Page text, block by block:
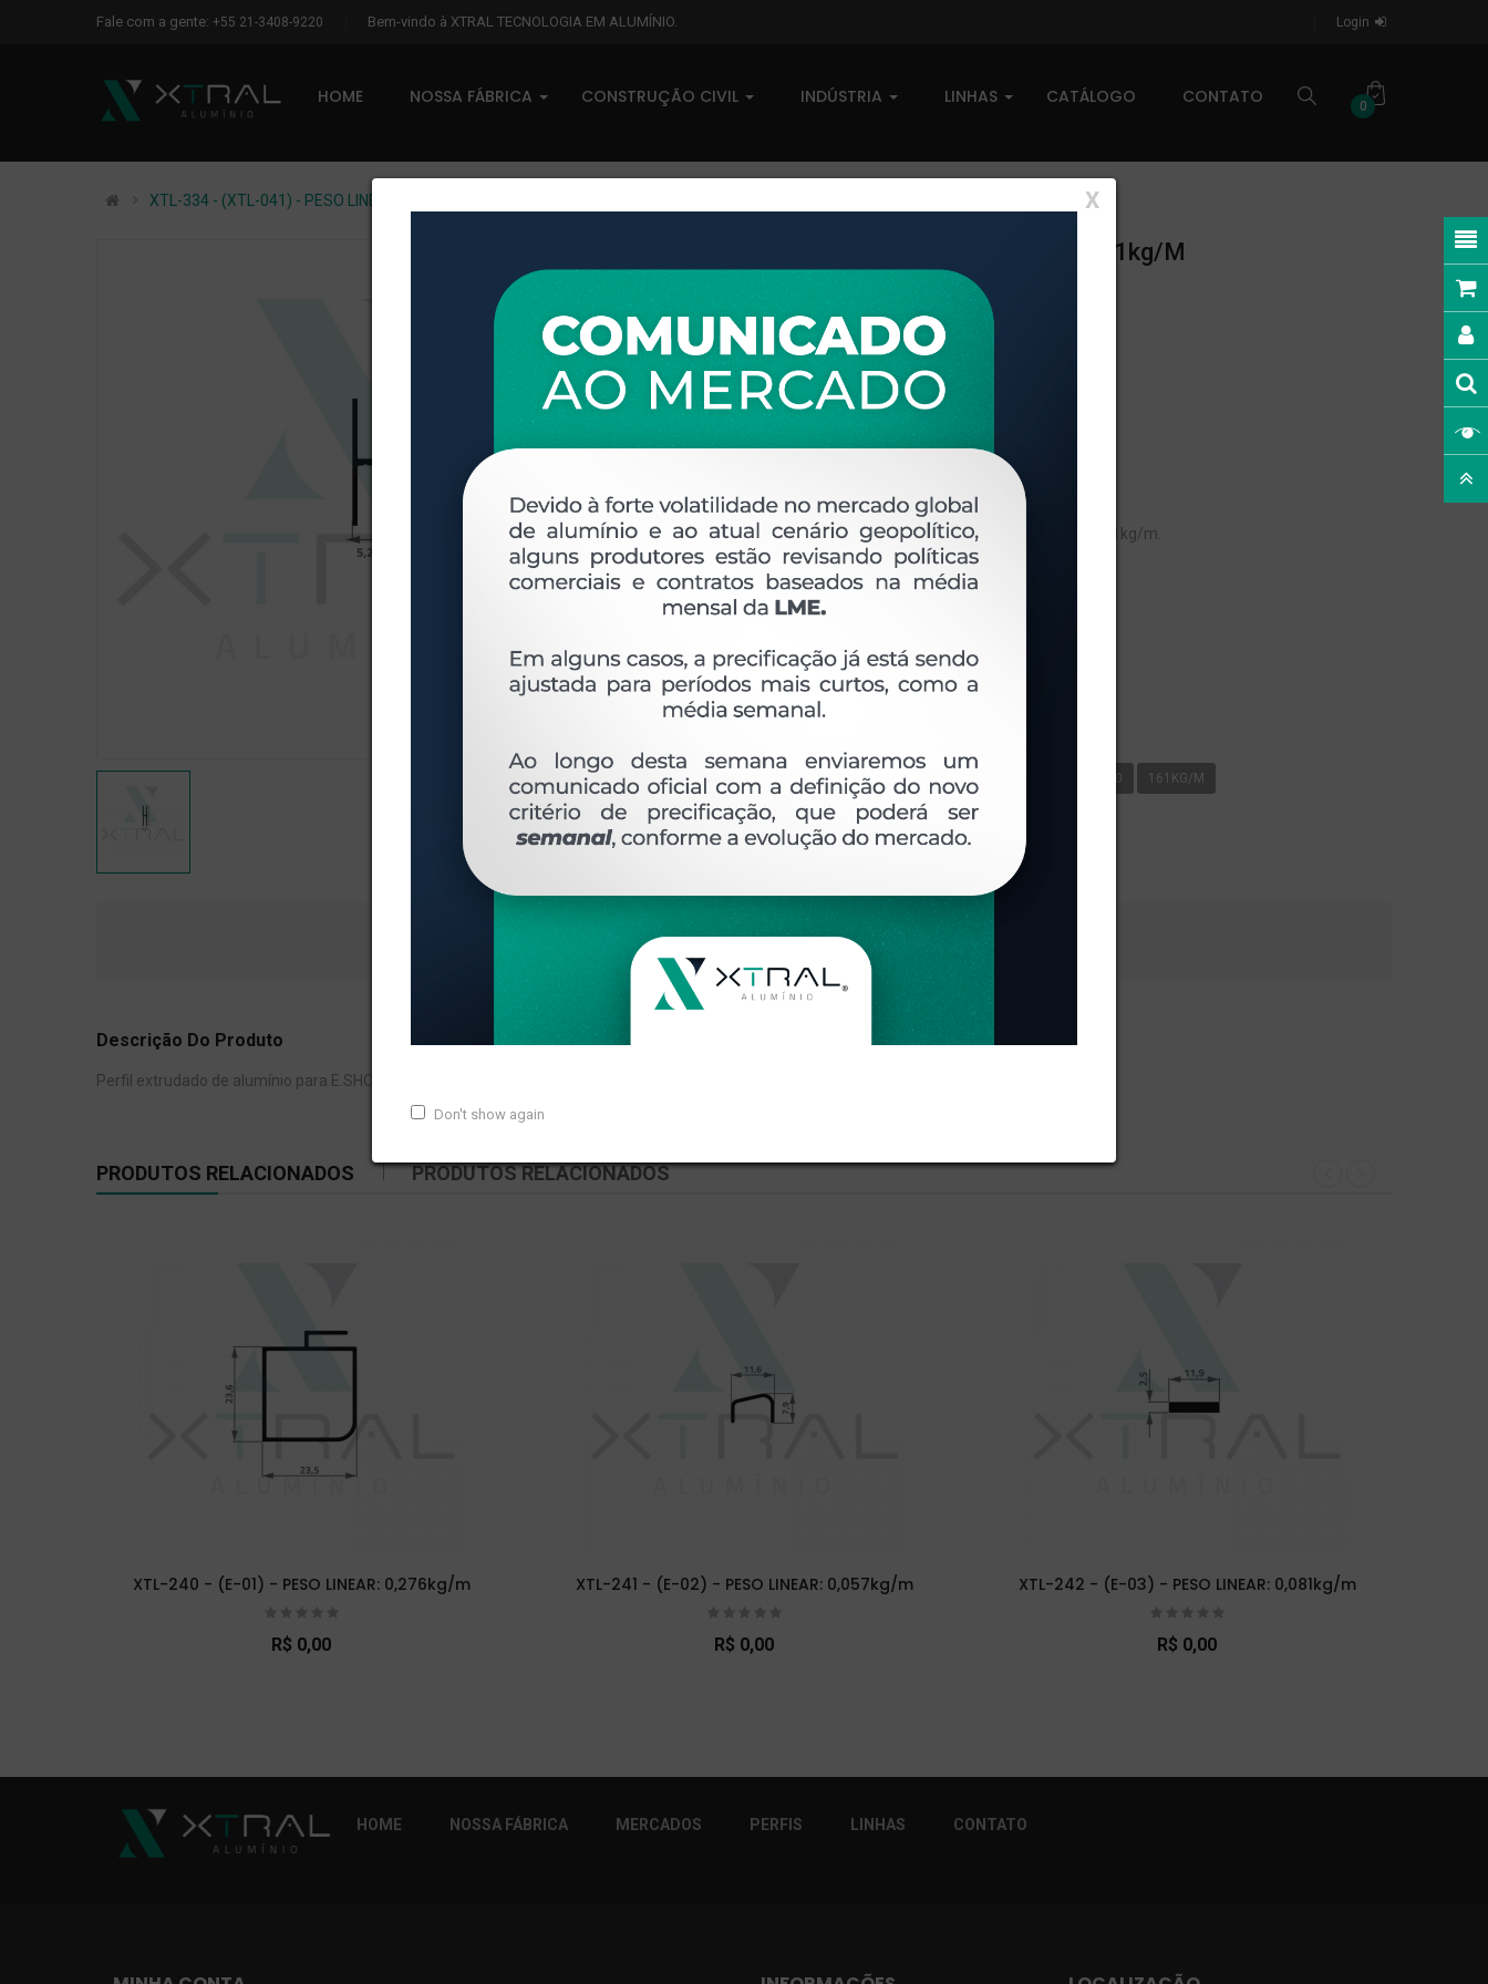
Fale com a gente: +55 21-3408-9220 Bem-vindo à XTRAL TECNOLOGIA EM ALUMÍNIO. Login
HOME NOSSA FÁBRICA CONSTRUÇÃO CIVIL INDÚSTRIA LINHAS CATÁLOGO CONTATO 0
X
Don't show again
XTL-334 - (XTL-041) - PESO LINEAR: 0,161kg/m
XTL-334 - (XTL-041) - PESO LINEAR: 0,161kg/m
0 comentários
Disponível sob consulta
Taxas R$ 0,00
Disponibilidade:
Em estoque
OVERVIEW
Perfil extrudado de alumínio para E.SHOW, com peso linear de 0,161kg/m.
Ver perfis relacionados
Etiquetas: 334- PESO LINEAR - KG/M XT-041 0 161KG/M
DESCRIÇÃO COMENTÁRIOS (0)
Descrição Do Produto
Perfil extrudado de alumínio para E.SHOW, com peso linear de 0,161kg/m.
PRODUTOS RELACIONADOS PRODUTOS RELACIONADOS
XTL-240 - (E-01) - PESO LINEAR: 0,276kg/m
R$ 0,00
XTL-241 - (E-02) - PESO LINEAR: 0,057kg/m
R$ 0,00
XTL-242 - (E-03) - PESO LINEAR: 0,081kg/m
R$ 0,00
HOME NOSSA FÁBRICA MERCADOS PERFIS LINHAS CONTATO